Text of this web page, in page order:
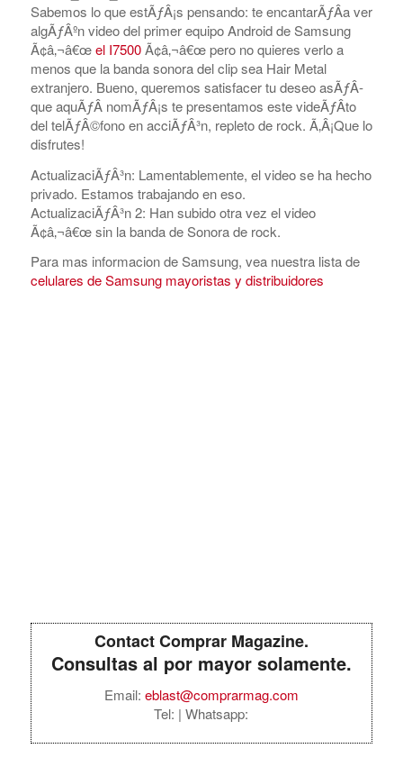
Sabemos lo que estÃƒÂ¡s pensando: te encantarÃƒÂ­a ver
algÃƒÂºn video del primer equipo Android de Samsung
Ã¢â‚¬â€œel I7500Ã¢â‚¬â€œ pero no quieres verlo a
menos que la banda sonora del clip sea Hair Metal
extranjero. Bueno, queremos satisfacer tu deseo asÃƒÂ­
que aquÃƒÂ­ nomÃƒÂ¡s te presentamos este videÃƒÂ­to
del telÃƒÂ©fono en acciÃƒÂ³n, repleto de rock. Ã‚Â¡Que lo
disfrutes!
ActualizaciÃƒÂ³n: Lamentablemente, el video se ha hecho
privado. Estamos trabajando en eso.
ActualizaciÃƒÂ³n 2: Han subido otra vez el video
Ã¢â‚¬â€œ sin la banda de Sonora de rock.
Para mas informacion de Samsung, vea nuestra lista de
celulares de Samsung mayoristas y distribuidores
Contact Comprar Magazine.
Consultas al por mayor solamente.
Email: eblast@comprarmag.com
Tel: | Whatsapp: